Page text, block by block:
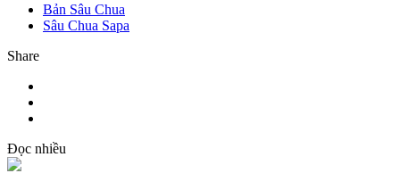
Bản Sâu Chua
Sâu Chua Sapa
Share
Đọc nhiều